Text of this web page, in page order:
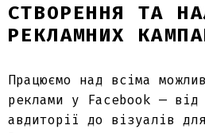
СТВОРЕННЯ ТА
РЕКЛАМНИХ
Працюємо над всіма
реклами у Facebook — від
авдиторії до візуалів